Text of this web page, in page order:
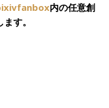
内の任意創
す。